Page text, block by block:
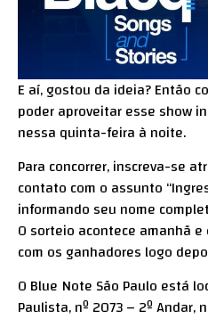
E aí, gostou da ideia? Então
poder aproveitar esse show
nessa quinta-feira à noite.
Para concorrer, inscreva-se
contato com o assunto
informando seu nome
O sorteio acontece amanhã
com os ganhadores logo
O Blue Note São Paulo está
Paulista, nº 2073 – 2º Andar,